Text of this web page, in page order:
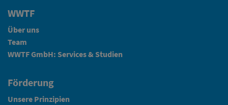
WWTF
Über uns
Team
WWTF GmbH: Services & Studien
Förderung
Unsere Prinzipien